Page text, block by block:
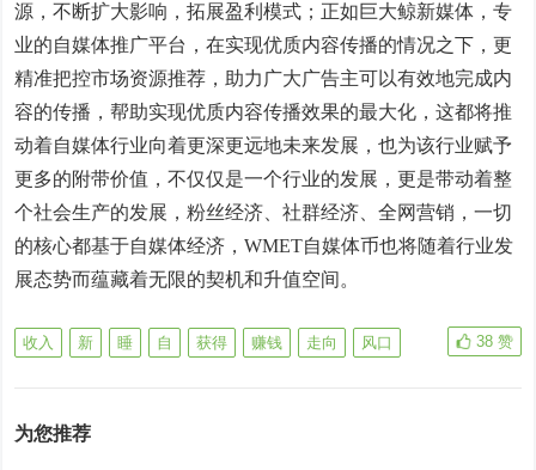
源，不断扩大影响，拓展盈利模式；正如巨大鲸新媒体，专
业的自媒体推广平台，在实现优质内容传播的情况之下，更
精准把控市场资源推荐，助力广大广告主可以有效地完成内
容的传播，帮助实现优质内容传播效果的最大化，这都将推
动着自媒体行业向着更深更远地未来发展，也为该行业赋予
更多的附带价值，不仅仅是一个行业的发展，更是带动着整
个社会生产的发展，粉丝经济、社群经济、全网营销，一切
的核心都基于自媒体经济，WMET自媒体币也将随着行业发
展态势而蕴藏着无限的契机和升值空间。
收入 新 睡 自 获得 赚钱 走向 风口 38 赞
为您推荐